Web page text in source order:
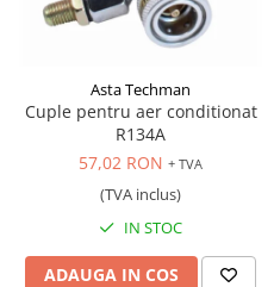
Asta Techman
Cuple pentru aer conditionat
R134A
57,02 RON + TVA
(TVA inclus)
IN STOC
ADAUGA IN COS